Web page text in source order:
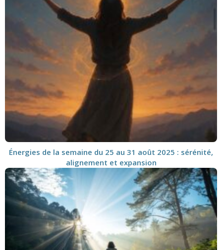
Énergies de la semaine du 25 au 31 août 2025 : sérénité,
alignement et expansion